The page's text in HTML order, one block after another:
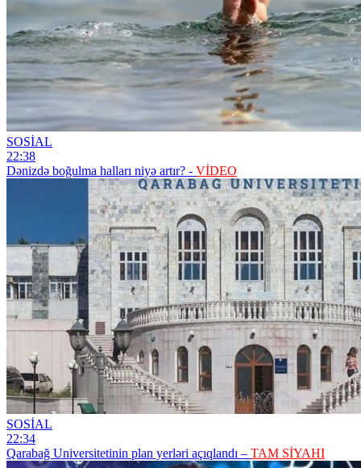
SOSİAL
22:38
Dənizdə boğulma halları niyə artır? - VİDEO
SOSİAL
22:34
Qarabağ Universitetinin plan yerləri açıqlandı – TAM SİYAHI